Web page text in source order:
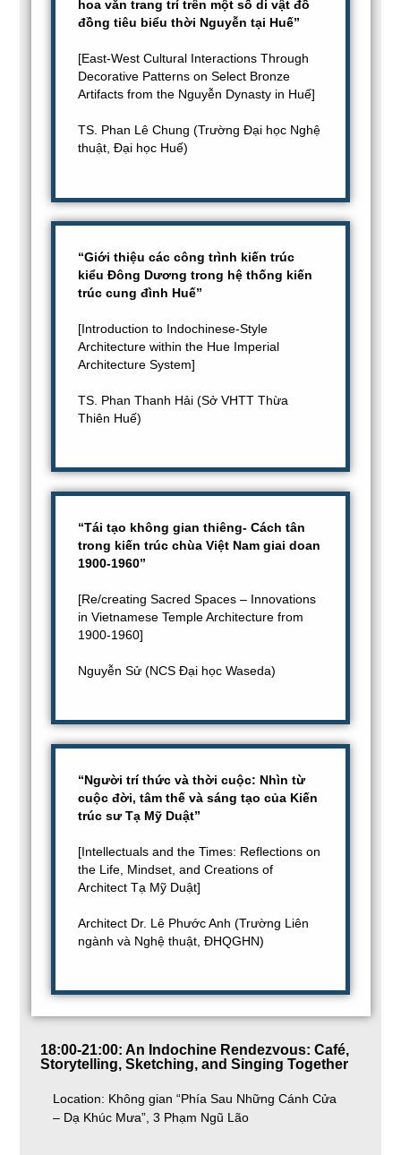
hoa văn trang trí trên một số di vật đồ
đồng tiêu biểu thời Nguyễn tại Huế”
[East-West Cultural Interactions Through
Decorative Patterns on Select Bronze
Artifacts from the Nguyễn Dynasty in Huế]
TS. Phan Lê Chung (Trường Đại học Nghệ
thuật, Đại học Huế)
“Giới thiệu các công trình kiến trúc
kiểu Đông Dương trong hệ thống kiến
trúc cung đình Huế”
[Introduction to Indochinese-Style
Architecture within the Hue Imperial
Architecture System]
TS. Phan Thanh Hải (Sở VHTT Thừa
Thiên Huế)
“Tái tạo không gian thiêng- Cách tân
trong kiến trúc chùa Việt Nam giai doan
1900-1960”
[Re/creating Sacred Spaces – Innovations
in Vietnamese Temple Architecture from
1900-1960]
Nguyễn Sử (NCS Đại học Waseda)
“Người trí thức và thời cuộc: Nhìn từ
cuộc đời, tâm thế và sáng tạo của Kiến
trúc sư Tạ Mỹ Duật”
[Intellectuals and the Times: Reflections on
the Life, Mindset, and Creations of
Architect Tạ Mỹ Duật]
Architect Dr. Lê Phước Anh (Trường Liên
ngành và Nghệ thuật, ĐHQGHN)
18:00-21:00: An Indochine Rendezvous: Café,
Storytelling, Sketching, and Singing Together
Location: Không gian “Phía Sau Những Cánh Cửa
– Dạ Khúc Mưa”, 3 Phạm Ngũ Lão